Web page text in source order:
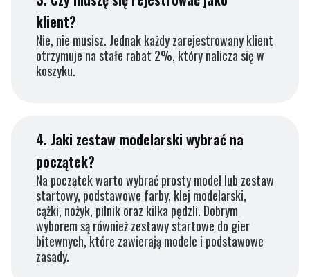
klient?
Nie, nie musisz. Jednak każdy zarejestrowany klient
otrzymuje na stałe rabat 2%, który nalicza się w
koszyku.
4. Jaki zestaw modelarski wybrać na
początek?
Na początek warto wybrać prosty model lub zestaw
startowy, podstawowe farby, klej modelarski,
cążki, nożyk, pilnik oraz kilka pędzli. Dobrym
wyborem są również zestawy startowe do gier
bitewnych, które zawierają modele i podstawowe
zasady.